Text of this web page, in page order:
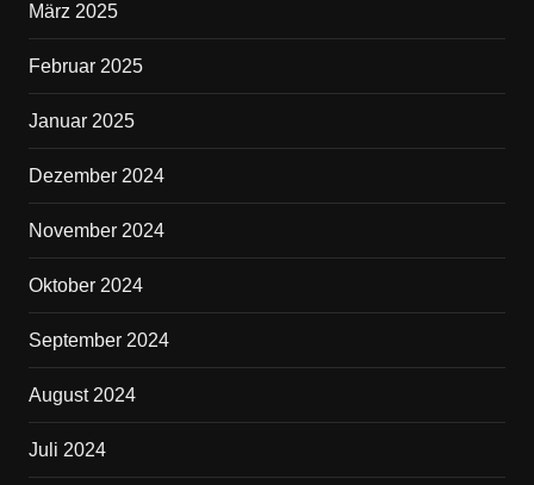
März 2025
Februar 2025
Januar 2025
Dezember 2024
November 2024
Oktober 2024
September 2024
August 2024
Juli 2024